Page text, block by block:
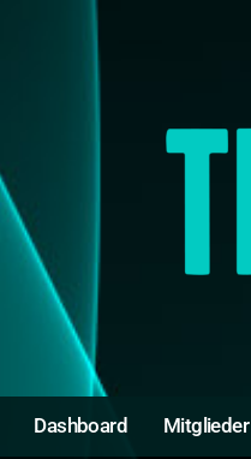
Dashboard Mitglieder